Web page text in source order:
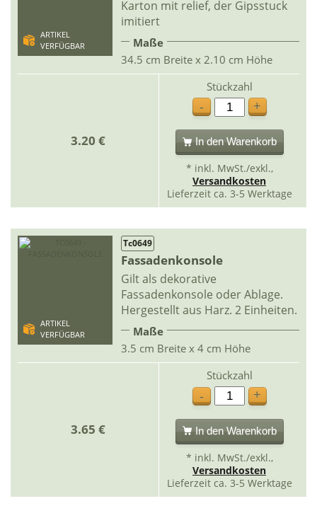
ARTIKEL
VERFÜGBAR
Karton mit relief, der Gipsstuck
imitiert
Maße
34.5 cm Breite x 2.10 cm Höhe
3.20 €
Stückzahl
-
+
In den Warenkorb
* inkl. MwSt./exkl.,
Versandkosten
Lieferzeit ca. 3-5 Werktage
ARTIKEL
VERFÜGBAR
Tc0649
Fassadenkonsole
Gilt als dekorative
Fassadenkonsole oder Ablage.
Hergestellt aus Harz. 2 Einheiten.
Maße
3.5 cm Breite x 4 cm Höhe
3.65 €
Stückzahl
-
+
In den Warenkorb
* inkl. MwSt./exkl.,
Versandkosten
Lieferzeit ca. 3-5 Werktage